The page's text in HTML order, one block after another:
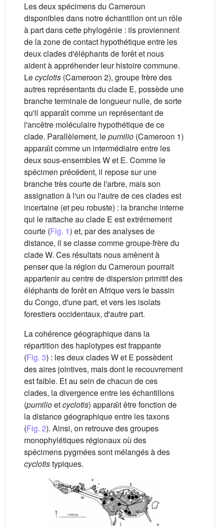
Les deux spécimens du Cameroun
disponibles dans notre échantillon ont un rôle
à part dans cette phylogénie : ils proviennent
de la zone de contact hypothétique entre les
deux clades d'éléphants de forêt et nous
aident à appréhender leur histoire commune.
Lecyclotis (Cameroon 2), groupe frère des
autres représentants du clade E, possède une
branche terminale de longueur nulle, de sorte
qu'il apparaı̂t comme un représentant de
l'ancêtre moléculaire hypothétique de ce
clade. Parallèlement, lepumilio (Cameroon 1)
apparaı̂t comme un intermédiaire entre les
deux sous-ensembles W et E. Comme le
spécimen précédent, il repose sur une
branche très courte de l'arbre, mais son
assignation à l'un ou l'autre de ces clades est
incertaine (et peu robuste) : la branche interne
qui le rattache au clade E est extrêmement
courte (Fig. 1) et, par des analyses de
distance, il se classe comme groupe-frère du
clade W. Ces résultats nous amènent à
penser que la région du Cameroun pourrait
appartenir au centre de dispersion primitif des
éléphants de forêt en Afrique vers le bassin
du Congo, d'une part, et vers les isolats
forestiers occidentaux, d'autre part.
La cohérence géographique dans la
répartition des haplotypes est frappante
(Fig. 3) : les deux clades W et E possèdent
des aires jointives, mais dont le recouvrement
est faible. Et au sein de chacun de ces
clades, la divergence entre les échantillons
(pumilioetcyclotis) apparaı̂t être fonction de
la distance géographique entre les taxons
(Fig. 2). Ainsi, on retrouve des groupes
monophylétiques régionaux où des
spécimens pygmées sont mélangés à des
cyclotistypiques.